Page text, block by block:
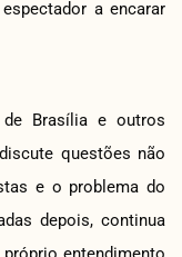
a encarar
Brasília e outros
questões não
e o problema do
depois, continua